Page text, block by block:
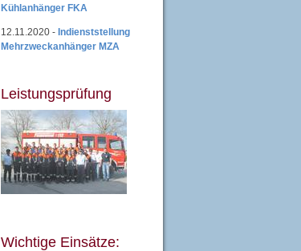
Kühlanhänger FKA
12.11.2020 - Indienststellung
Mehrzweckanhänger MZA
Leistungsprüfung
Wichtige Einsätze: